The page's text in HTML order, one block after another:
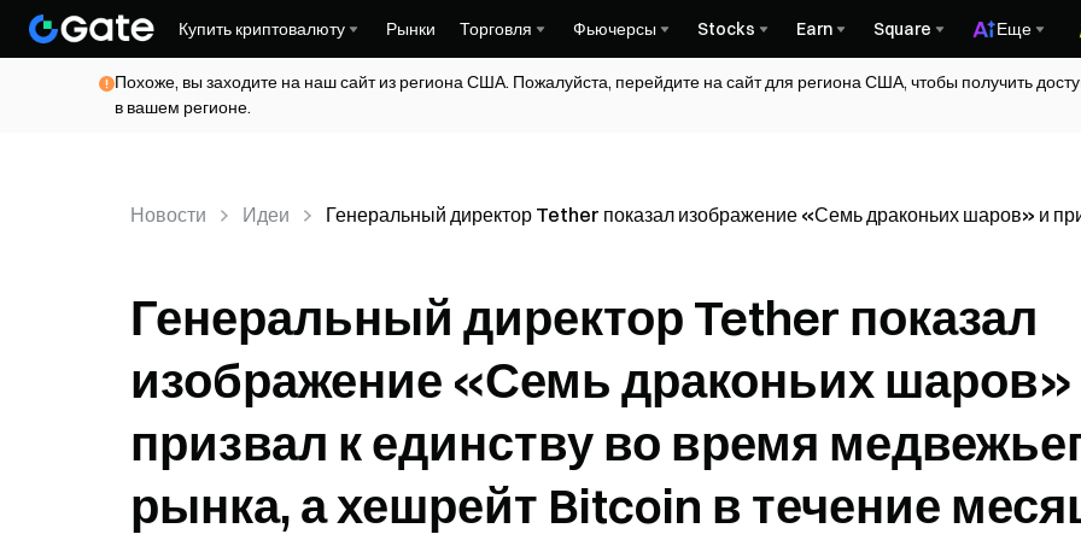
Купить криптовалюту Рынки Торговля Фьючерсы Stocks Earn Square Еще
Похоже, вы заходите на наш сайт из региона США. Пожалуйста, перейдите на сайт для региона США, чтобы получить
в вашем регионе.
Новости Идеи Генеральный директор Tether показал изображение «Семь драконьих шаров» и
Генеральный директор Tether показал
изображение «Семь драконьих шаров»
призвал к единству во время
рынка, а хешрейт Bitcoin в течение